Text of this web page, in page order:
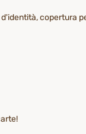
copertura